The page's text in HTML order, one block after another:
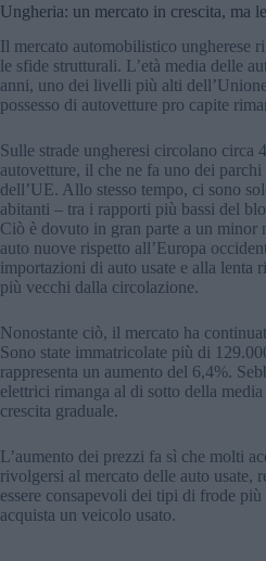
Ungheria: un mercato in crescita, ma
Il mercato automobilistico ungherese
le sfide strutturali. L’età media delle
anni, uno dei livelli più alti
possesso di autovetture pro capite
Sulle strade ungheresi circolano circa
autovetture, il che ne fa uno dei
dell’UE. Allo stesso tempo, ci sono
abitanti – tra i rapporti più bassi del
Ciò è dovuto in gran parte a un minor
auto nuove rispetto all’Europa
importazioni di auto usate e alla lenta
più vecchi dalla circolazione.
Nonostante ciò, il mercato ha
Sono state immatricolate più di
rappresenta un aumento del 6,4%.
elettrici rimanga al di sotto della
crescita graduale.
L’aumento dei prezzi fa sì che molti
rivolgersi al mercato delle auto usate,
essere consapevoli dei tipi di frode
acquista un veicolo usato.